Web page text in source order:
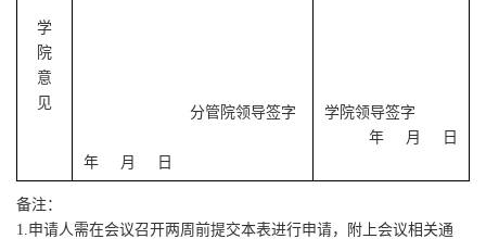
学
院
意
见
分管院领导签字
年 月 日
学院领导签字
年 月 日
备注：
1.申请人需在会议召开两周前提交本表进行申请，附上会议相关通